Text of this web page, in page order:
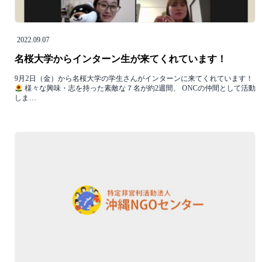
2022.09.07
名桜大学からインターン生が来てくれています！
9月2日（金）から名桜大学の学生さんがインターンに来てくれています！
様々な興味・志を持った素敵な７名が約2週間、 ONCの仲間として活動
しま…